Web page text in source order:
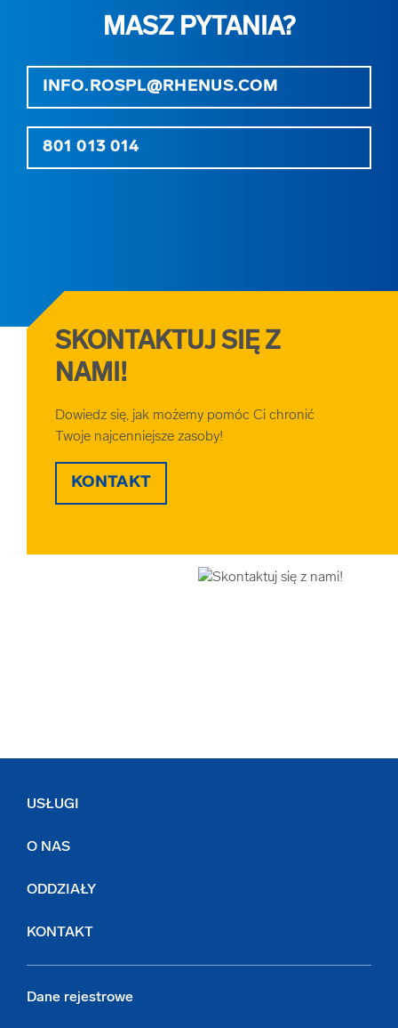
MASZ PYTANIA?
INFO.ROSPL@RHENUS.COM
801 013 014
SKONTAKTUJ SIĘ Z
NAMI!
Dowiedz się, jak możemy pomóc Ci chronić
Twoje najcenniejsze zasoby!
KONTAKT
USŁUGI
O NAS
ODDZIAŁY
KONTAKT
Dane rejestrowe